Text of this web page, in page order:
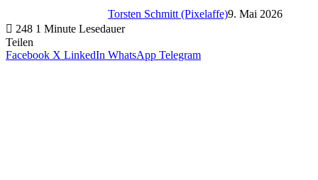
Torsten Schmitt (Pixelaffe)9. Mai 2026
248 1 Minute Lesedauer
Teilen
Facebook X LinkedIn WhatsApp Telegram